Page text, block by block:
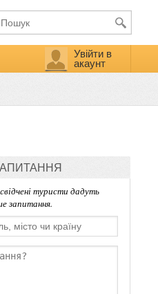
Увійти в
акаунт
туристи дадуть
запитання.